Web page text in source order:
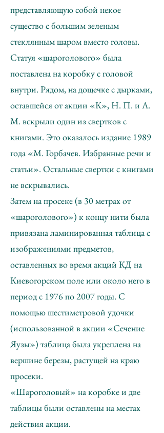
представляющую собой некое
существо с большим зеленым
стеклянным шаром вместо головы.
Статуя «шароголового» была
поставлена на коробку с головой
внутри. Рядом, на дощечке с дырками,
оставшейся от акции «К», Н. П. и А.
М. вскрыли один из свертков с
книгами. Это оказалось издание 1989
года «М. Горбачев. Избранные речи и
статьи». Остальные свертки с книгами
не вскрывались.
Затем на просеке (в 30 метрах от
«шароголового») к концу нити была
привязана ламинированная таблица с
изображениями предметов,
оставленных во время акций КД на
Киевогорском поле или около него в
период с 1976 по 2007 годы. С
помощью шестиметровой удочки
(использованной в акции «Сечение
Яузы») таблица была укреплена на
вершине березы, растущей на краю
просеки.
«Шароголовый» на коробке и две
таблицы были оставлены на местах
действия акции.